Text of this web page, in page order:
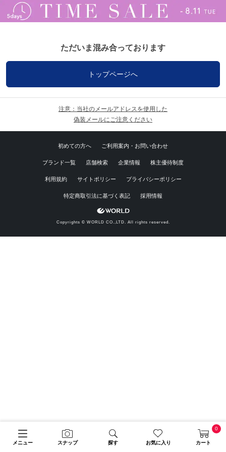
メニュー スナップ 探す お気に入り カート
0
ただいま混み合っております
トップページへ
注意：当社のメールアドレスを使用した
偽装メールにご注意ください
初めての方へ ご利用案内・お問い合わせ
ブランド一覧 店舗検索 企業情報 株主優待制度
利用規約 サイトポリシー プライバシーポリシー
特定商取引法に基づく表記 採用情報
Copyrights © WORLD CO.,LTD. All rights reserved.